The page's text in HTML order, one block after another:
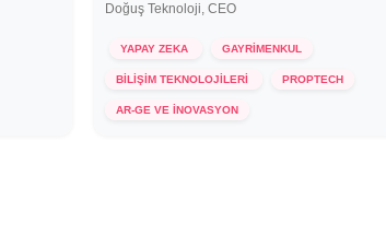
Doğuş Teknoloji, CEO
YAPAY ZEKA GAYRİMENKUL
BİLİŞİM TEKNOLOJİLERİ PROPTECH
AR-GE VE İNOVASYON